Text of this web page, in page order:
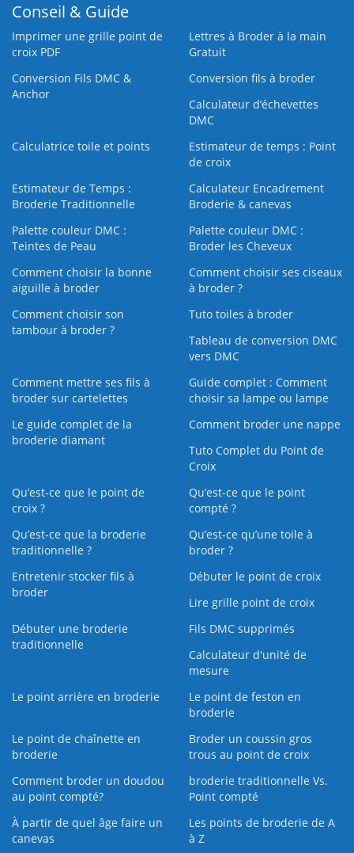
Conseil & Guide
Imprimer une grille point de
croix PDF
Lettres à Broder à la main
Gratuit
Conversion Fils DMC &
Anchor
Conversion fils à broder
Calculateur d’échevettes
DMC
Calculatrice toile et points
Estimateur de temps : Point
de croix
Estimateur de Temps :
Broderie Traditionnelle
Calculateur Encadrement
Broderie & canevas
Palette couleur DMC :
Teintes de Peau
Palette couleur DMC :
Broder les Cheveux
Comment choisir la bonne
aiguille à broder
Comment choisir ses ciseaux
à broder ?
Comment choisir son
tambour à broder ?
Tuto toiles à broder
Tableau de conversion DMC
vers DMC
Comment mettre ses fils à
broder sur cartelettes
Guide complet : Comment
choisir sa lampe ou lampe
Le guide complet de la
broderie diamant
Comment broder une nappe
Tuto Complet du Point de
Croix
Qu’est-ce que le point de
croix ?
Qu’est-ce que le point
compté ?
Qu’est-ce que la broderie
traditionnelle ?
Qu’est‑ce qu’une toile à
broder ?
Entretenir stocker fils à
broder
Débuter le point de croix
Lire grille point de croix
Débuter une broderie
traditionnelle
Fils DMC supprimés
Calculateur d'unité de
mesure
Le point arrière en broderie
Le point de feston en
broderie
Le point de chaînette en
broderie
Broder un coussin gros
trous au point de croix
Comment broder un doudou
au point compté?
broderie traditionnelle Vs.
Point compté
À partir de quel âge faire un
canevas
Les points de broderie de A
à Z